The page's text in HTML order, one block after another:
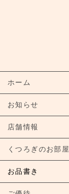
ホーム
お知らせ
店舗情報
くつろぎのお部屋
お品書き